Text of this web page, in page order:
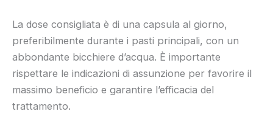
La dose consigliata è di una capsula al giorno,
preferibilmente durante i pasti principali, con un
abbondante bicchiere d’acqua. È importante
rispettare le indicazioni di assunzione per favorire il
massimo beneficio e garantire l’efficacia del
trattamento.